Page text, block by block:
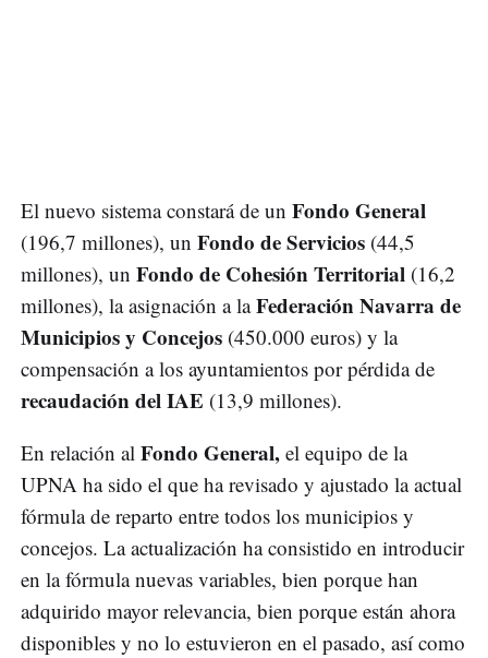
El nuevo sistema constará de un Fondo General
(196,7 millones), un Fondo de Servicios (44,5
millones), un Fondo de Cohesión Territorial (16,2
millones), la asignación a laFederación Navarra de
Municipios y Concejos (450.000 euros) y la
compensación a los ayuntamientos por pérdida de
recaudación del IAE (13,9 millones).
En relación al Fondo General, el equipo de la
UPNA ha sido el que ha revisado y ajustado la actual
fórmula de reparto entre todos los municipios y
concejos. La actualización ha consistido en introducir
en la fórmula nuevas variables, bien porque han
adquirido mayor relevancia, bien porque están ahora
disponibles y no lo estuvieron en el pasado, así como